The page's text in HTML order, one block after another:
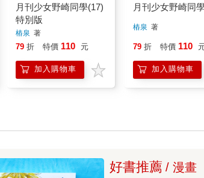
月刊少女野崎同學(17)
特別版
樁泉 著
79 折 特價 110 元
加入購物車
月刊少女野崎同
樁泉 著
79 折 特價 110
加入購物車
好書推薦 / 漫畫